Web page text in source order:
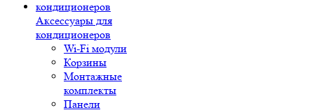
Аксессуары для
кондиционеров
Wi-Fi модули
Корзины
Монтажные
комплекты
Панели